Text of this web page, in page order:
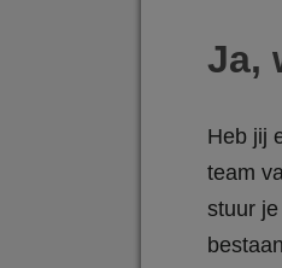
Ja,
Heb jij
team
stuur